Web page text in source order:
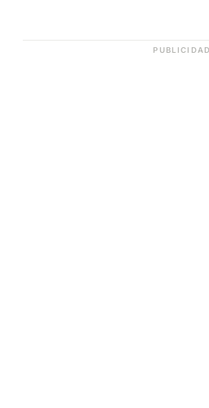
PUBLICIDAD